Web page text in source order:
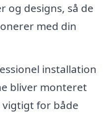
og designs, så de
med din
installation
bliver monteret
for både